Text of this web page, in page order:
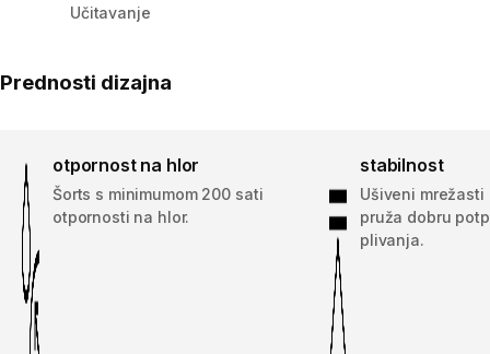
Učitavanje
Prednosti dizajna
otpornost na hlor
Šorts s minimumom 200 sati
otpornosti na hlor.
stabilnost
Ušiveni mrežasti
pruža dobru
plivanja.